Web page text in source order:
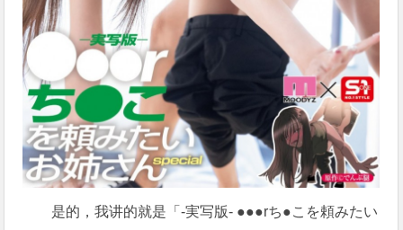
是的，我讲的就是「-実写版- ●●●rち●こを頼みたい